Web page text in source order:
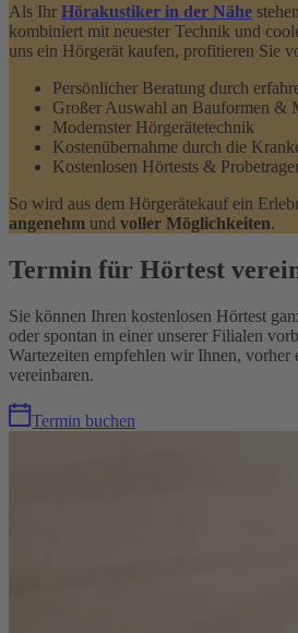
Als Ihr Hörakustiker in der Nähe
kombiniert mit neuester Technik und
uns ein Hörgerät kaufen, profitieren Sie
Persönlicher Beratung durch
Großer Auswahl an Bauformen &
Modernster Hörgerätetechnik
Kostenübernahme durch die
Kostenlosen Hörtests &
So wird aus dem Hörgerätekauf ein
angenehm und voller Möglichkeiten.
Termin für Hörtest
Sie können Ihren kostenlosen Hörtest
oder spontan in einer unserer Filialen
Wartezeiten empfehlen wir Ihnen, vorher
vereinbaren.
Termin buchen